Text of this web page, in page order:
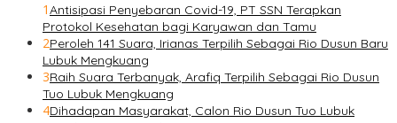
1Antisipasi Penyebaran Covid-19, PT SSN Terapkan
Protokol Kesehatan bagi Karyawan dan Tamu
2Peroleh 141 Suara, Irianas Terpilih Sebagai Rio Dusun Baru
Lubuk Mengkuang
3Raih Suara Terbanyak, Arafiq Terpilih Sebagai Rio Dusun
Tuo Lubuk Mengkuang
4Dihadapan Masyarakat, Calon Rio Dusun Tuo Lubuk